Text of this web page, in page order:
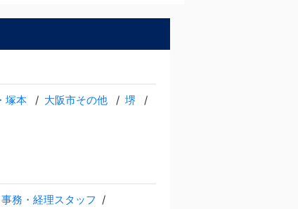
塚本 大阪市その他
堺
事務・経理スタッフ